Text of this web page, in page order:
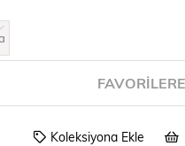
Koleksiyona Ekle